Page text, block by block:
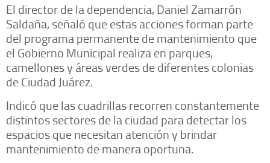
El director de la dependencia, Daniel Zamarrón
Saldaña, señaló que estas acciones forman parte
del programa permanente de mantenimiento que
el Gobierno Municipal realiza en parques,
camellones y áreas verdes de diferentes colonias
de Ciudad Juárez.
Indicó que las cuadrillas recorren constantemente
distintos sectores de la ciudad para detectar los
espacios que necesitan atención y brindar
mantenimiento de manera oportuna.